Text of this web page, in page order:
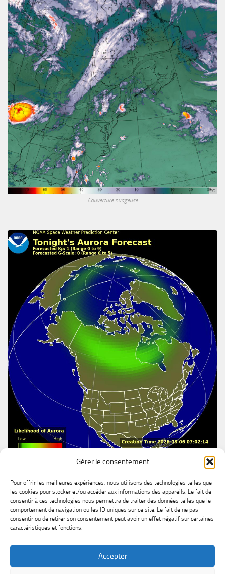
Gérer le consentement
Pour offrir les meilleures expériences, nous utilisons des technologies telles que
les cookies pour stocker et/ou accéder aux informations des appareils. Le fait de
consentir à ces technologies nous permettra de traiter des données telles que le
comportement de navigation ou les ID uniques sur ce site. Le fait de ne pas
consentir ou de retirer son consentement peut avoir un effet négatif sur certaines
caractéristiques et fonctions.
Accepter
Couverture nuageuse